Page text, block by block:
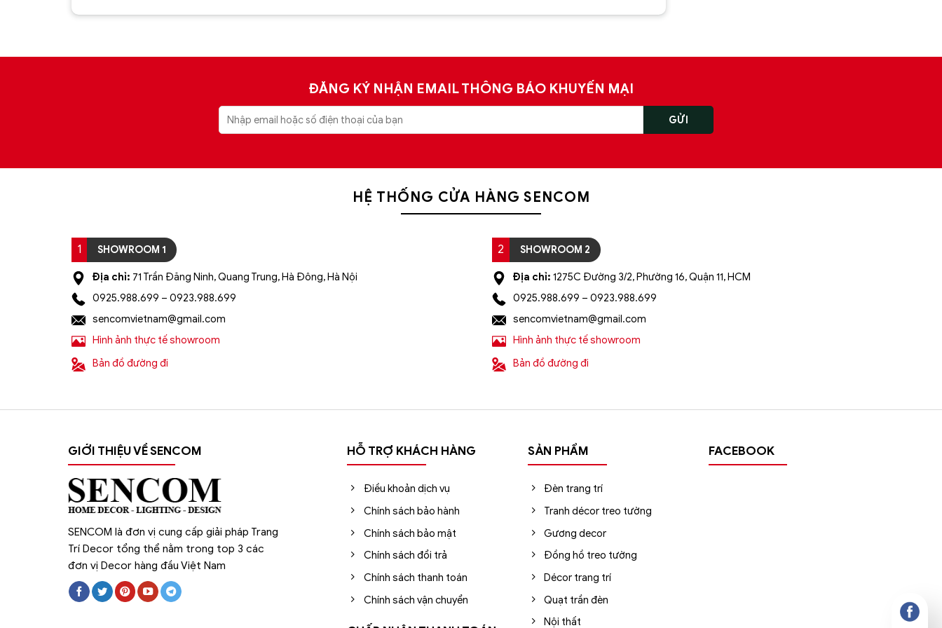
Sencomlà địa chỉ bán đèn chùm decor trang trínhập khẩu uy tín hàng đầu tại Hà Nội, Tp.HCM. Showroom
hàng đầu hiện nay chuyên cung cấp hơn 1000+ mẫu đèn chùm nhập khẩu chính hãng, giá rẻ tốt nhất trên thị
trường.
Chịu trách nhiệm về sản phẩm :
Công ty Cổ Phần Xây Dựng và Thương Mại Sencom Việt Nam
Địa chỉ showroom:
71 Trần Đăng Ninh, Quang Trung, Hà Đông, Hà Nội
55 sao
55 sao
55 sao
ĐĂNG KÝ NHẬN EMAIL THÔNG BÁO KHUYẾN MẠI
HỆ THỐNG CỬA HÀNG SENCOM
1 SHOWROOM 1
Địa chỉ: 71 Trần Đăng Ninh, Quang Trung, Hà Đông, Hà Nội
0925.988.699 – 0923.988.699
sencomvietnam@gmail.com
Hình ảnh thực tế showroom
Bản đồ đường đi
2 SHOWROOM 2
Địa chỉ: 1275C Đường 3/2, Phường 16, Quận 11, HCM
0925.988.699 – 0923.988.699
sencomvietnam@gmail.com
Hình ảnh thực tế showroom
Bản đồ đường đi
GIỚI THIỆU VỀ SENCOM
SENCOM là đơn vị cung cấp giải pháp Trang
Trí Decor tổng thể nằm trong top 3 các
đơn vị Decor hàng đầu Việt Nam
HỖ TRỢ KHÁCH HÀNG
Điều khoản dịch vụ
Chính sách bảo hành
Chính sách bảo mật
Chính sách đổi trả
Chính sách thanh toán
Chính sách vận chuyển
SẢN PHẨM
Đèn trang trí
Tranh décor treo tường
Gương decor
Đồng hồ treo tường
Décor trang trí
Quạt trần đèn
Nội thất
FACEBOOK